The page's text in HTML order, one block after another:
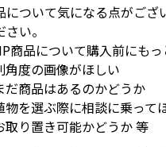
について気になる点がご
さい。
商品について購入前にも
角度の画像がほしい
だ商品はあるのかどうか
物を選ぶ際に相談に乗って
取り置き可能かどうか 等